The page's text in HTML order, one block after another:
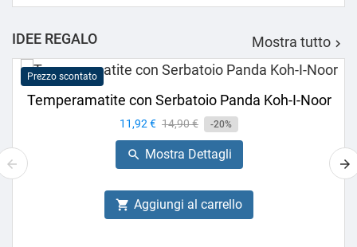
IDEE REGALO Mostra tutto 
Prezzo scontato
Temperamatite con Serbatoio Panda Koh-I-Noor
Prezzo
11,92 € Prezzo
base
14,90 € -20%
 Mostra Dettagli
 Aggiungi al carrello